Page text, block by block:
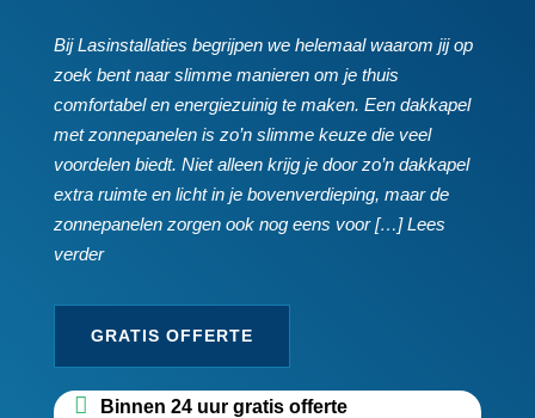
Bij Lasinstallaties begrijpen we helemaal waarom jij op
zoek bent naar slimme manieren om je thuis
comfortabel en energiezuinig te maken.​ Een dakkapel
met zonnepanelen is zo’n slimme keuze die veel
voordelen biedt.​ Niet alleen krijg je door zo’n dakkapel
extra ruimte en licht in je bovenverdieping, maar de
zonnepanelen zorgen ook nog eens voor […] Lees
verder
GRATIS OFFERTE
Binnen 24 uur gratis offerte